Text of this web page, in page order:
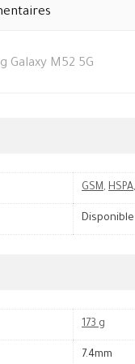
Galaxy M52 5G
GSM, HSPA,
Disponible
173 g
7.4mm